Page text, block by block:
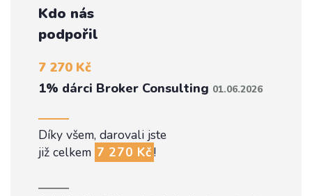
Kdo nás
podpořil
7 270 Kč
1% dárci Broker Consulting 01.06.2026
Díky všem, darovali jste
již celkem 7 270 Kč!